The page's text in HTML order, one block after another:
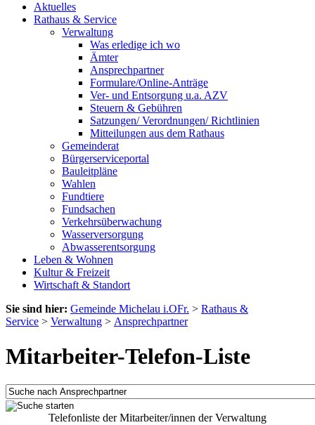
Aktuelles
Rathaus & Service
Verwaltung
Was erledige ich wo
Ämter
Ansprechpartner
Formulare/Online-Anträge
Ver- und Entsorgung u.a. AZV
Steuern & Gebühren
Satzungen/ Verordnungen/ Richtlinien
Mitteilungen aus dem Rathaus
Gemeinderat
Bürgerserviceportal
Bauleitpläne
Wahlen
Fundtiere
Fundsachen
Verkehrsüberwachung
Wasserversorgung
Abwasserentsorgung
Leben & Wohnen
Kultur & Freizeit
Wirtschaft & Standort
Sie sind hier: Gemeinde Michelau i.OFr. > Rathaus &
Service > Verwaltung > Ansprechpartner
Mitarbeiter-Telefon-Liste
Telefonliste der Mitarbeiter/innen der Verwaltung